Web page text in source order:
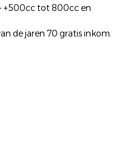
+500cc tot 800cc en
de jaren 70 gratis inkom.